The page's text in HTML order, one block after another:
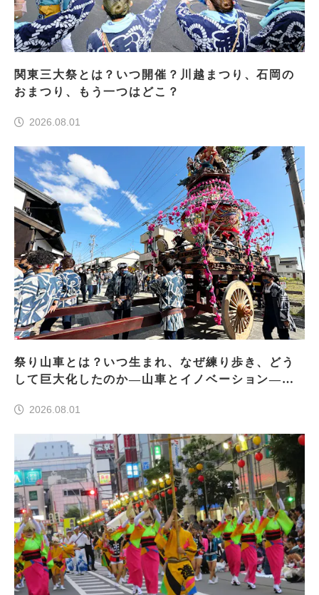
関東三大祭とは？いつ開催？川越まつり、石岡の
おまつり、もう一つはどこ？
2026.08.01
祭り山車とは？いつ生まれ、なぜ練り歩き、どう
して巨大化したのか―山車とイノベーション―＜
2026.08.01